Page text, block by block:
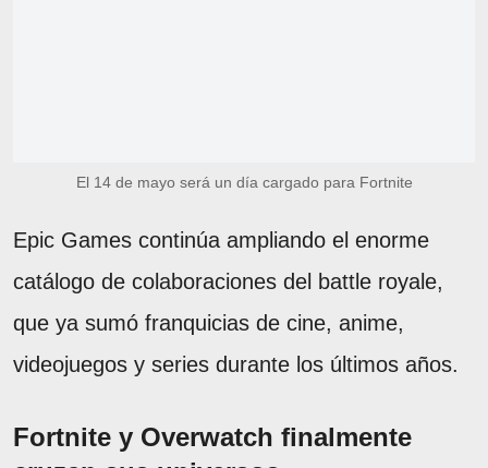
El 14 de mayo será un día cargado para Fortnite
Epic Games continúa ampliando el enorme
catálogo de colaboraciones del battle royale,
que ya sumó franquicias de cine, anime,
videojuegos y series durante los últimos años.
Fortnite y Overwatch finalmente